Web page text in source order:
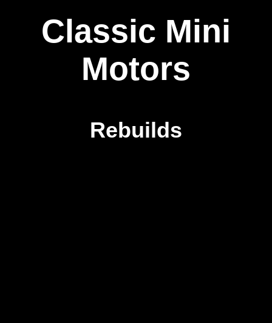
Classic Mini
Motors
Rebuilds